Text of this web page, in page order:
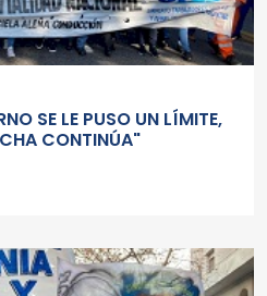
SE LE PUSO UN LÍMITE,
CONTINÚA"